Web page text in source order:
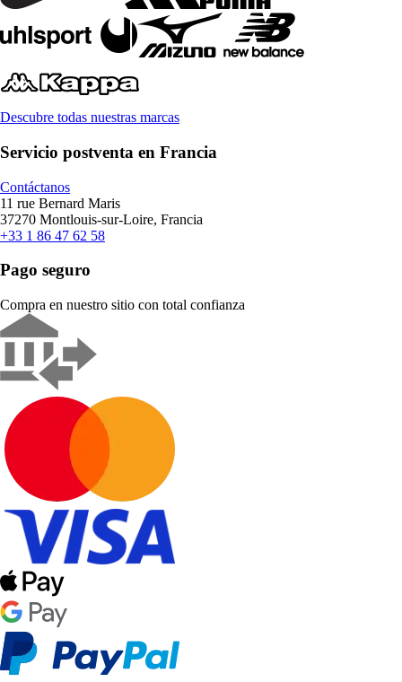
Descubre todas nuestras marcas
Servicio postventa en Francia
Contáctanos
11 rue Bernard Maris
37270 Montlouis-sur-Loire, Francia
+33 1 86 47 62 58
Pago seguro
Compra en nuestro sitio con total confianza